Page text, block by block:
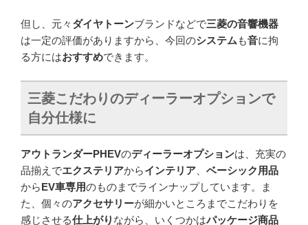
但し、元々 ダイヤトーンブランドなどで三菱の音響機器
は一定の評価がありますから、今回のシステム も音に拘
る方にはおすすめできます。
三菱こだわりのディーラーオプションで
自分仕様に
アウトランダーPHEVのディーラーオプションは、充実の
品揃えでエクステリアからインテリア
ベーシック用品
からEV車専用のものまでラインナップしています。ま
た、個々のアクセサリーが細かいところまでこだわりを
感じさせる仕上がり ながら、いくつかはパッケージ商品